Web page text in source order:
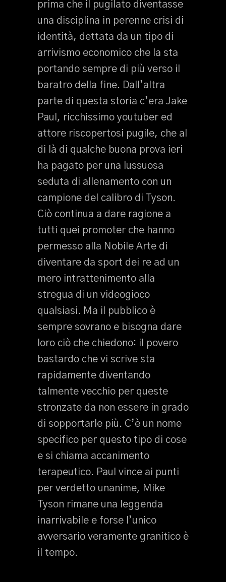
prima che il pugilato diventasse
una disciplina in perenne crisi di
identità, dettata da un tipo di
arrivismo economico che la sta
portando sempre di più verso il
baratro della fine. Dall’altra
parte di questa storia c’era Jake
Paul, ricchissimo youtuber ed
attore riscopertosi pugile, che al
di là di qualche buona prova ieri
ha pagato per una lussuosa
seduta di allenamento con un
campione del calibro di Tyson.
Ciò continua a dare ragione a
tutti quei promoter che hanno
permesso alla Nobile Arte di
diventare da sport dei re ad un
mero intrattenimento alla
stregua di un videogioco
qualsiasi. Ma il pubblico è
sempre sovrano e bisogna dare
loro ciò che chiedono: il povero
bastardo che vi scrive sta
rapidamente diventando
talmente vecchio per queste
stronzate da non essere in grado
di sopportarle più. C’è un nome
specifico per questo tipo di cose
e si chiama accanimento
terapeutico. Paul vince ai punti
per verdetto unanime, Mike
Tyson rimane una leggenda
inarrivabile e forse l’unico
avversario veramente granitico è
il tempo.